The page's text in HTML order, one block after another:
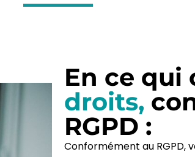
En ce
droits,
RGPD :
Conformément au RGPD,